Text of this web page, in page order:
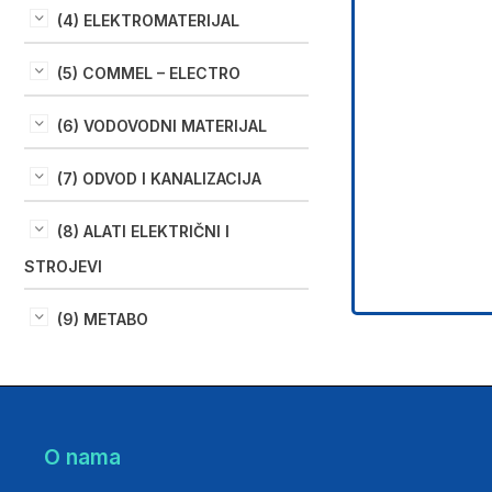
(4) ELEKTROMATERIJAL
(5) COMMEL – ELECTRO
(6) VODOVODNI MATERIJAL
(7) ODVOD I KANALIZACIJA
(8) ALATI ELEKTRIČNI I
STROJEVI
(9) METABO
O nama